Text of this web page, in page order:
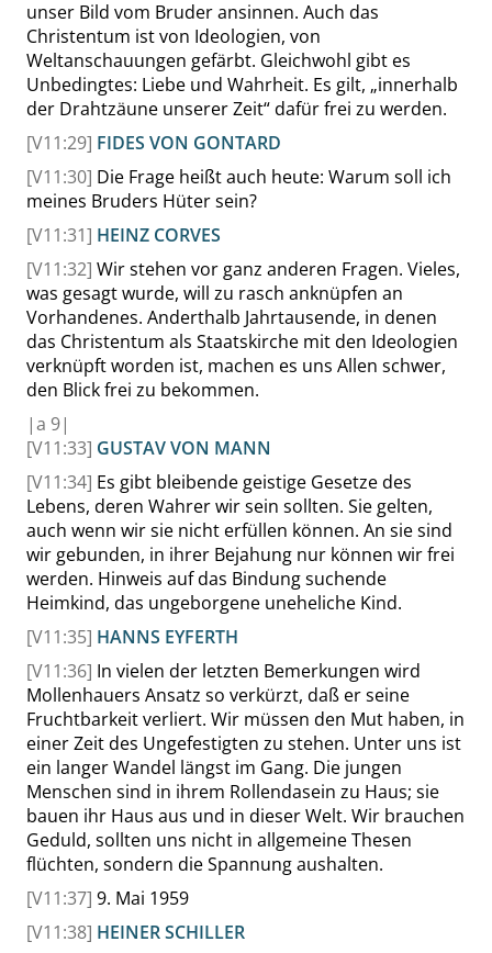
unser Bild vom Bruder ansinnen. Auch das
Christentum ist von Ideologien, von
Weltanschauungen gefärbt. Gleichwohl gibt es
Unbedingtes: Liebe und Wahrheit. Es gilt, „innerhalb
der Drahtzäune unserer Zeit“dafür frei zu werden.
[V11:29] FIDES VON GONTARD
[V11:30] Die Frage heißt auch heute: Warum soll ich
meines Bruders Hüter sein?
[V11:31] HEINZ CORVES
[V11:32] Wir stehen vor ganz anderen Fragen. Vieles,
was gesagt wurde, will zu rasch anknüpfen an
Vorhandenes. Anderthalb Jahrtausende, in denen
das Christentum als Staatskirche mit den Ideologien
verknüpft worden ist, machen es uns Allen schwer,
den Blick frei zu bekommen.
|a 9|
[V11:33] GUSTAV VON MANN
[V11:34] Es gibt bleibende geistige Gesetze des
Lebens, deren Wahrer wir sein sollten. Sie gelten,
auch wenn wir sie nicht erfüllen können. An sie sind
wir gebunden, in ihrer Bejahung nur können wir frei
werden. Hinweis auf das Bindung suchende
Heimkind, das ungeborgene uneheliche Kind.
[V11:35] HANNS EYFERTH
[V11:36] In vielen der letzten Bemerkungen wird
Mollenhauers Ansatz so verkürzt, daß er seine
Fruchtbarkeit verliert. Wir müssen den Mut haben, in
einer Zeit des Ungefestigten zu stehen. Unter uns ist
ein langer Wandel längst im Gang. Die jungen
Menschen sind in ihrem Rollendasein zu Haus; sie
bauen ihr Haus aus und in dieser Welt. Wir brauchen
Geduld, sollten uns nicht in allgemeine Thesen
flüchten, sondern die Spannung aushalten.
[V11:37] 9. Mai 1959
[V11:38] HEINER SCHILLER